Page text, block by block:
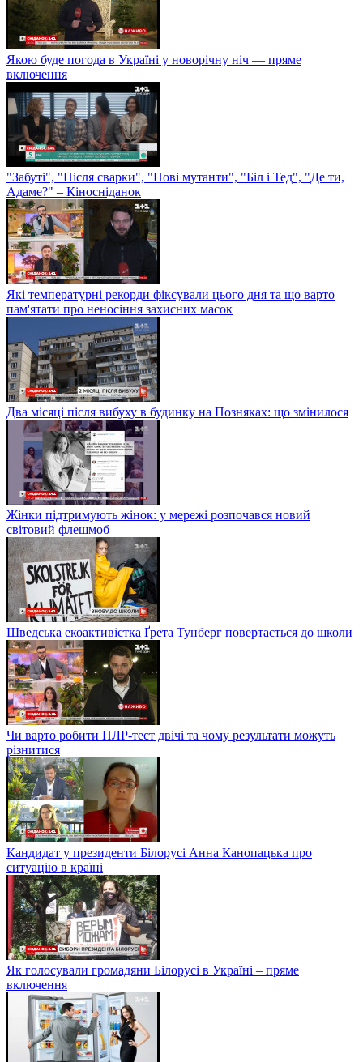
Якою буде погода в Україні у новорічну ніч — пряме
включення
"Забуті", "Після сварки", "Нові мутанти", "Біл і Тед", "Де ти,
Адаме?" – Кіносніданок
Які температурні рекорди фіксували цього дня та що варто
пам'ятати про неносіння захисних масок
Два місяці після вибуху в будинку на Позняках: що змінилося
Жінки підтримують жінок: у мережі розпочався новий
світовий флешмоб
Шведська екоактивістка Ґрета Тунберг повертається до школи
Чи варто робити ПЛР-тест двічі та чому результати можуть
різнитися
Кандидат у президенти Білорусі Анна Канопацька про
ситуацію в країні
Як голосували громадяни Білорусі в Україні – пряме
включення